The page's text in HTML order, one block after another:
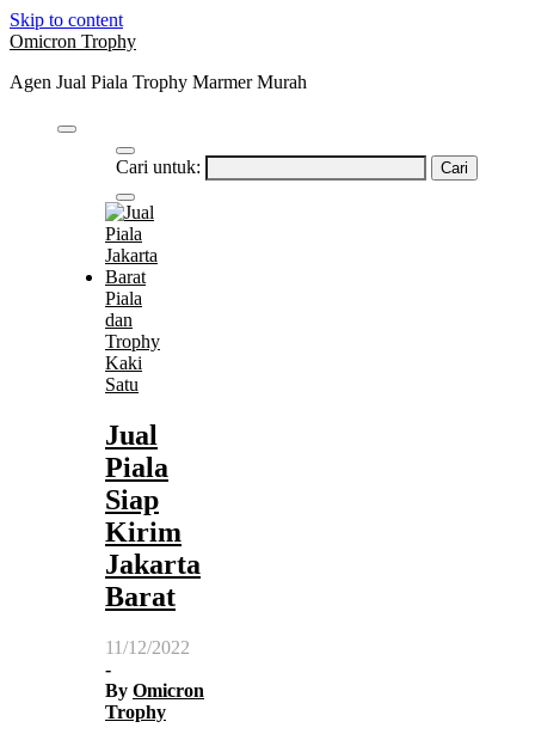
Skip to content
Omicron Trophy
Agen Jual Piala Trophy Marmer Murah
Cari untuk:
Piala
dan
Trophy
Kaki
Satu
Jual
Piala
Siap
Kirim
Jakarta
Barat
11/12/2022
-
By Omicron
Trophy